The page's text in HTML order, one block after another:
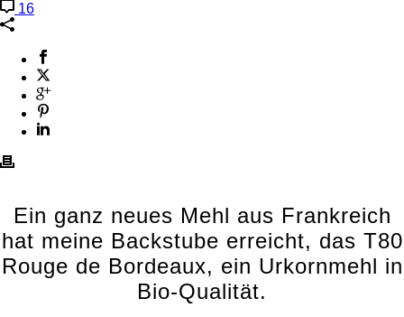
16
Ein ganz neues Mehl aus Frankreich
hat meine Backstube erreicht, das T80
Rouge de Bordeaux, ein Urkornmehl in
Bio-Qualität.